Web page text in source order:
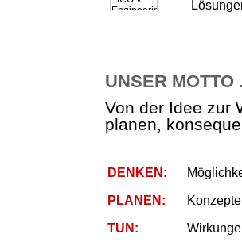
UNSER MOTTO
Von der Idee zur
planen,
DENKEN:
PLANEN:
TUN: